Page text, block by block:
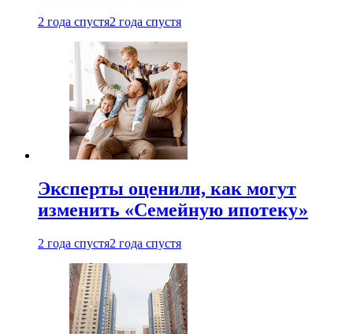
2 года спустя2 года спустя
Эксперты оценили, как могут
изменить «Семейную ипотеку»
2 года спустя2 года спустя